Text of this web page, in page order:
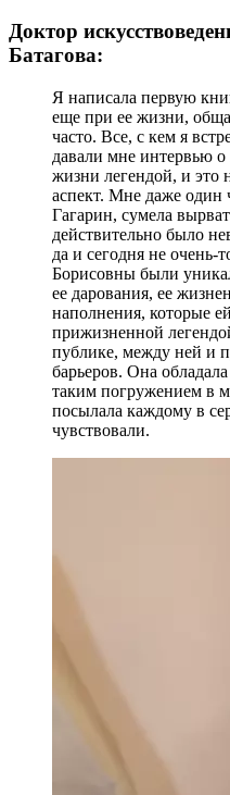
Доктор
Батагова:
Я написала первую
еще при ее жизни,
часто. Все, с кем я
давали мне интервью о
жизни легендой, и это
аспект. Мне даже один
Гагарин, сумела
действительно было
да и сегодня не очень-
Борисовны были
ее дарования, ее
наполнения, которые
прижизненной
публике, между ней и
барьеров. Она
таким погружением в
посылала каждому в
чувствовали.